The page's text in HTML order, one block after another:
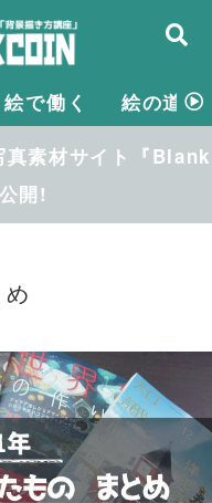
絵で働く 絵の道具
真素材サイト『Blank
開!